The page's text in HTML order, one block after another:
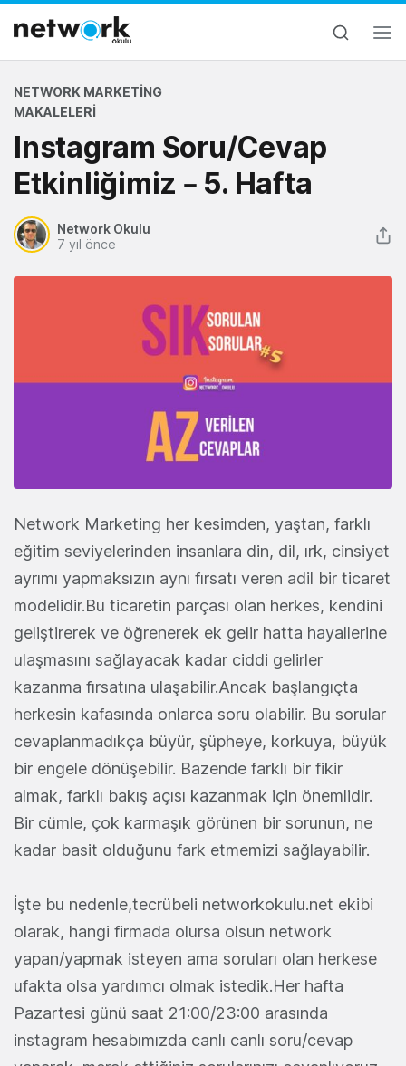
NETWORK MARKETING
MAKALELERI
Instagram Soru/Cevap
Etkinliğimiz – 5. Hafta
Network Okulu
7 yıl önce
Network Marketing her kesimden, yaştan, farklı
eğitim seviyelerinden insanlara din, dil, ırk, cinsiyet
ayrımı yapmaksızın aynı fırsatı veren adil bir ticaret
modelidir.Bu ticaretin parçası olan herkes, kendini
geliştirerek ve öğrenerek ek gelir hatta hayallerine
ulaşmasını sağlayacak kadar ciddi gelirler
kazanma fırsatına ulaşabilir.Ancak başlangıçta
herkesin kafasında onlarca soru olabilir. Bu sorular
cevaplanmadıkça büyür, şüpheye, korkuya, büyük
bir engele dönüşebilir. Bazende farklı bir fikir
almak, farklı bakış açısı kazanmak için önemlidir.
Bir cümle, çok karmaşık görünen bir sorunun, ne
kadar basit olduğunu fark etmemizi sağlayabilir.
İşte bu nedenle,tecrübeli networkokulu.net ekibi
olarak, hangi firmada olursa olsun network
yapan/yapmak isteyen ama soruları olan herkese
ufakta olsa yardımcı olmak istedik.Her hafta
Pazartesi günü saat 21:00/23:00 arasında
instagram hesabımızda canlı canlı soru/cevap